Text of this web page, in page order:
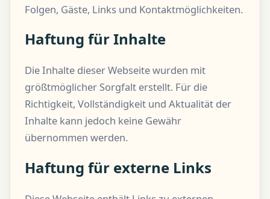
Folgen, Gäste, Links und Kontaktmöglichkeiten.
Haftung für Inhalte
Die Inhalte dieser Webseite wurden mit
größtmöglicher Sorgfalt erstellt. Für die
Richtigkeit, Vollständigkeit und Aktualität der
Inhalte kann jedoch keine Gewähr
übernommen werden.
Haftung für externe Links